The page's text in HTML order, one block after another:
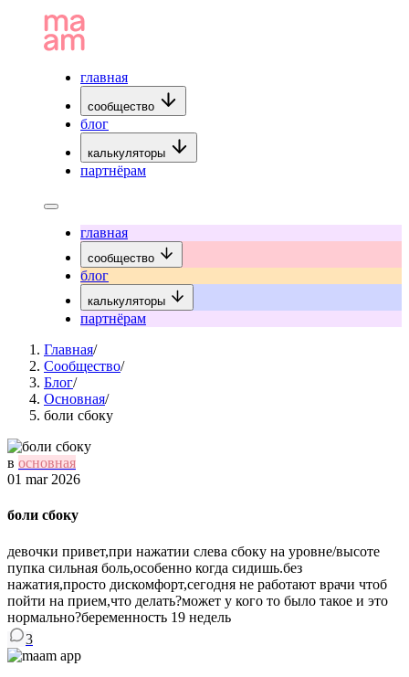
главная
сообщество
блог
калькуляторы
партнёрам
главная
сообщество
блог
калькуляторы
партнёрам
Главная/
Сообщество/
Блог/
Основная/
боли сбоку
в основная
01 mar 2026
боли сбоку
девочки привет,при нажатии слева сбоку на уровне/высоте
пупка сильная боль,особенно когда сидишь.без
нажатия,просто дискомфорт,сегодня не работают врачи чтоб
пойти на прием,что делать?может у кого то было такое и это
нормально?беременность 19 недель
3